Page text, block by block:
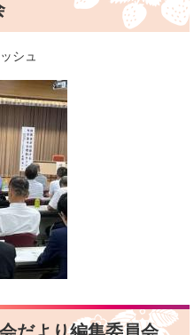
シュ